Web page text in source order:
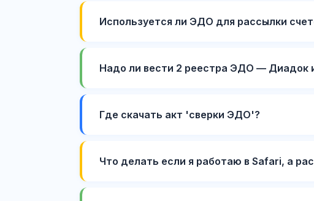
Используется ли ЭДО для рассылки
Надо ли вести 2 реестра ЭДО — Диадок
Где скачать акт 'сверки ЭДО'?
Что делать если я работаю в Safari, а